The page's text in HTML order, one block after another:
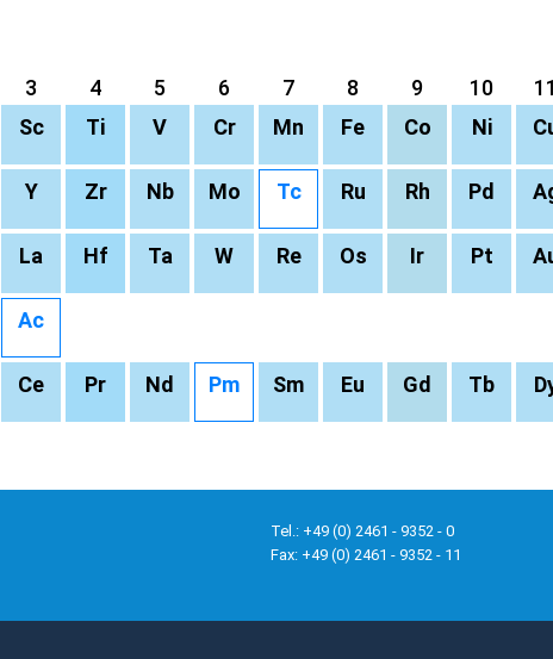
3
4 5 6 7 8 9 10 11
Sc Ti V Cr Mn Fe Co Ni
Y Zr Nb Mo Tc Ru Rh Pd
La Hf Ta W Re Os Ir Pt
Ac
Ce Pr Nd Pm Sm Eu Gd Tb
Tel.: +49 (0) 2461 - 9352 - 0
Fax: +49 (0) 2461 - 9352 - 11